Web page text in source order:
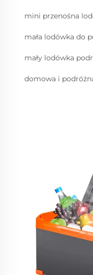
mini przenośna
mała lodówka do
mały lodówka
domowa i